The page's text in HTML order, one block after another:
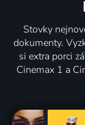
Stovky
dokumenty.
si extra porci
Cinemax 1 a